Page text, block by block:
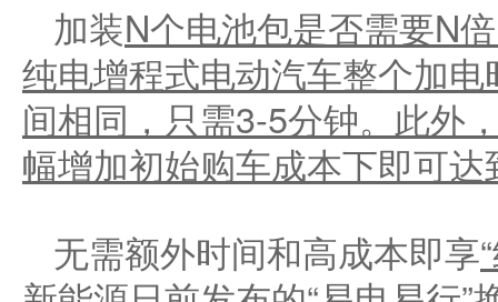
加装N个电池包是否需要N
纯电增程式电动汽车整个加
间相同，只需3-5分钟。此外
幅增加初始购车成本下即可达
无需额外时间和高成本即享“